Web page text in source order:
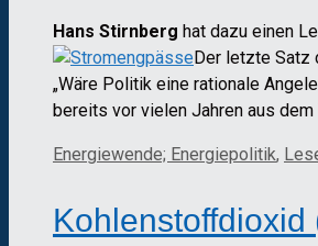
Hans Stirnberg hat dazu einen
Der letzte Satz
„Wäre Politik eine rationale
bereits vor vielen Jahren aus
Kategorien
Energiewende; Energiepolitik,
Kohlenstoffdioxid